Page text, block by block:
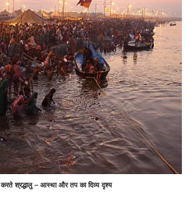
श्रद्धालु – आस्था और तप का दिव्य दृश्य